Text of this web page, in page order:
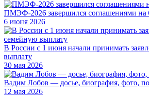
ПМЭФ-2026 завершился соглашениями на
6 июня 2026
В России с 1 июня начали принимать
выплату
30 мая 2026
Вадим Лобов — досье, биография, фото,
12 мая 2026